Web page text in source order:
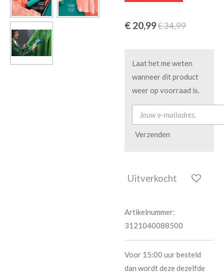
€ 20,99€ 34,99
Laat het me weten
wanneer dit product
weer op voorraad is.
Verzenden
Uitverkocht
Artikelnummer:
3121040088500
Voor 15:00 uur besteld
dan wordt deze dezelfde